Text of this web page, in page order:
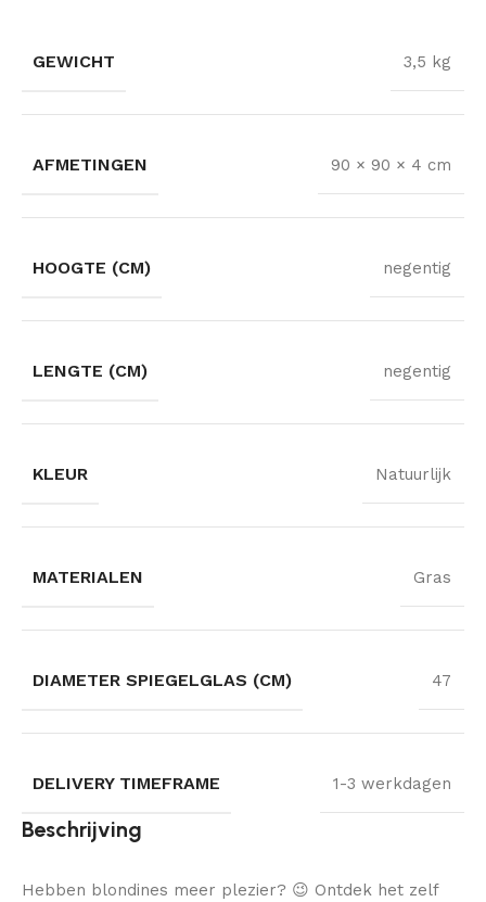
GEWICHT 3,5 kg
AFMETINGEN 90 × 90 × 4 cm
HOOGTE (CM) negentig
LENGTE (CM) negentig
KLEUR Natuurlijk
MATERIALEN Gras
DIAMETER SPIEGELGLAS (CM) 47
DELIVERY TIMEFRAME 1-3 werkdagen
Beschrijving
Hebben blondines meer plezier? 😉 Ontdek het zelf